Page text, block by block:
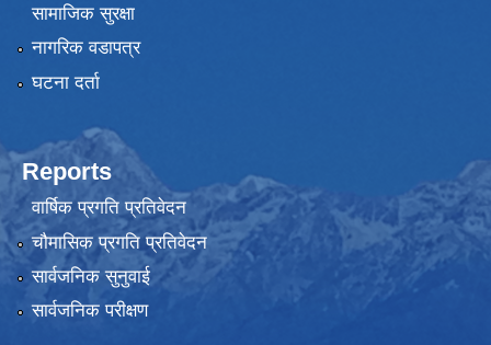
सामाजिक सुरक्षा
नागरिक वडापत्र
घटना दर्ता
Reports
वार्षिक प्रगति प्रतिवेदन
चौमासिक प्रगति प्रतिवेदन
सार्वजनिक सुनुवाई
सार्वजनिक परीक्षण